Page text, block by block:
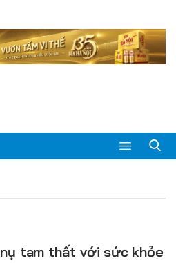
tam thất với sức khỏe